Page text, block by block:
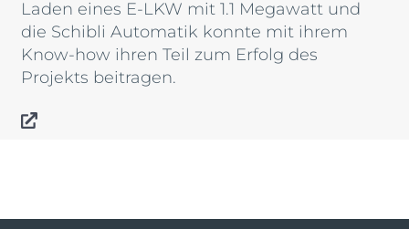
Laden eines E-LKW mit 1.1 Megawatt und
die Schibli Automatik konnte mit ihrem
Know-how ihren Teil zum Erfolg des
Projekts beitragen.